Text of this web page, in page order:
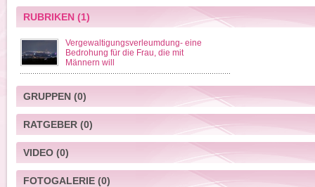
RUBRIKEN(1)
Vergewaltigungsverleumdung- eine
Bedrohung für die Frau, die mit
Männern will
GRUPPEN(0)
RATGEBER(0)
VIDEO(0)
FOTOGALERIE(0)